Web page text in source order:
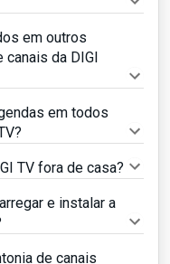
em outros
canais da DIGI
em todos
TV fora de casa?
e instalar a
de canais